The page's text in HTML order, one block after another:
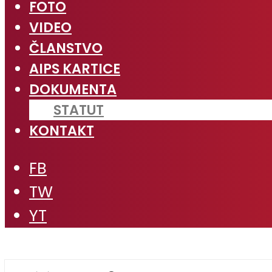
FOTO
VIDEO
ČLANSTVO
AIPS KARTICE
DOKUMENTA
STATUT
KONTAKT
FB
TW
YT